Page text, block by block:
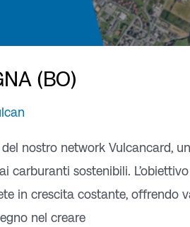
(BO)
nostro network Vulcancard,
carburanti sostenibili.
in crescita costante, offrendo
nel creare